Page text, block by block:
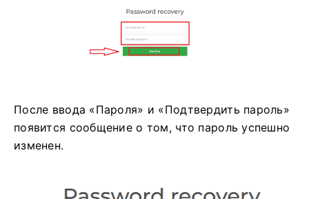
После ввода «Пароля» и «Подтвердить пароль»
появится сообщение о том, что пароль успешно
изменен.